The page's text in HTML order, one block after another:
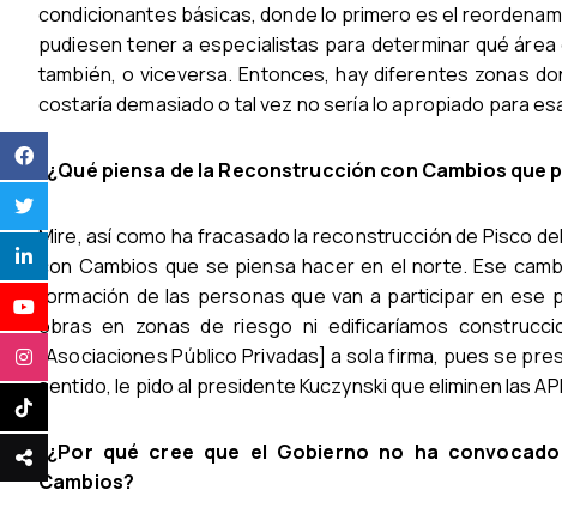
condicionantes básicas, donde lo primero es el
pudiesen tener a especialistas para determinar qué
también, o viceversa. Entonces, hay diferentes zonas
costaría demasiado o tal vez no sería lo apropiado para
-¿Qué piensa de la Reconstrucción con Cambios que
Mire, así como ha fracasado la reconstrucción de Pisco
con Cambios que se piensa hacer en el norte. Ese
formación de las personas que van a participar en
obras en zonas de riesgo ni edificaríamos
[Asociaciones Público Privadas] a sola firma, pues se
sentido, le pido al presidente Kuczynski que eliminen las
-¿Por qué cree que el Gobierno no ha
Cambios?